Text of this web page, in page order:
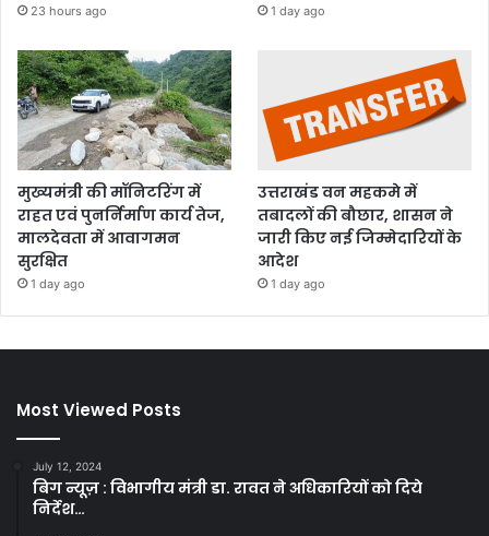
23 hours ago 1 day ago
मुख्यमंत्री की मॉनिटरिंग में
राहत एवं पुनर्निर्माण कार्य तेज,
मालदेवता में आवागमन
सुरक्षित
1 day ago
उत्तराखंड वन महकमे में
तबादलों की बौछार, शासन ने
जारी किए नई जिम्मेदारियों के
आदेश
1 day ago
Most Viewed Posts
July 12, 2024
बिग न्यूज़ : विभागीय मंत्री डा. रावत ने अधिकारियों को दिये
निर्देश…